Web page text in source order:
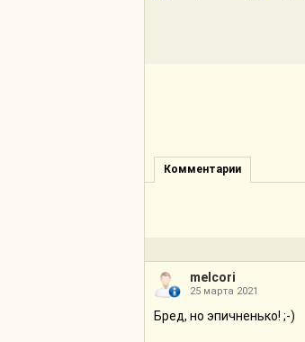
Комментарии
melcori
25 марта 2021
Бред, но эпичненько! ;-)